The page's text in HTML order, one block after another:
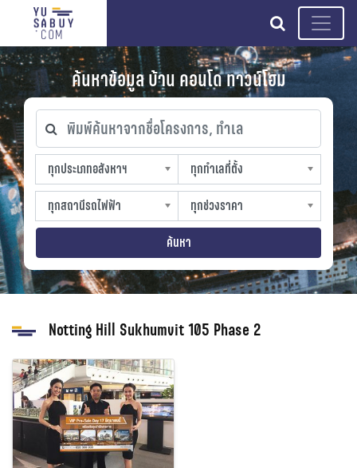
search
ค้นหาข้อมูล บ้าน คอนโด ทาวน์โฮม
พิมพ์ค้นหาจากชื่อโครงการ, ทำเล
ทุกประเภทอสังหาฯ
ทุกประเภทอสังหาฯ
sproperty
ทุกทำเลที่ตั้ง
ทุกทำเลที่ตั้ง
slocation
ทุกสถานีรถไฟฟ้า
ทุกสถานีรถไฟฟ้า
strain-station
ทุกช่วงราคา
ทุกช่วงราคา
sprice
ค้นหา
Notting Hill Sukhumvit 105 Phase 2